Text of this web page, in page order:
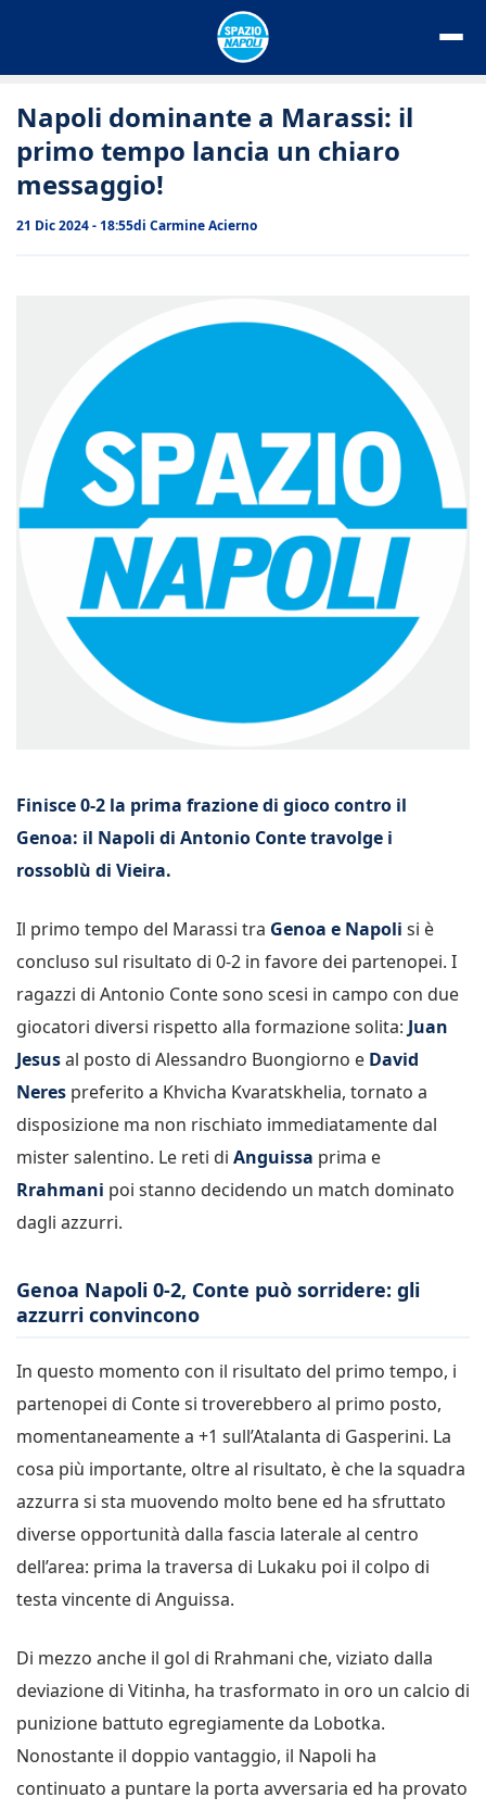
Napoli dominante a Marassi: il
primo tempo lancia un chiaro
messaggio!
21 Dic 2024 - 18:55di Carmine Acierno
Finisce 0-2 la prima frazione di gioco contro il
Genoa: il Napoli di Antonio Conte travolge i
rossoblù di Vieira.
Il primo tempo del Marassi tra Genoa e Napoli si è
concluso sul risultato di 0-2 in favore dei partenopei. I
ragazzi di Antonio Conte sono scesi in campo con due
giocatori diversi rispetto alla formazione solita: Juan
Jesusal posto di Alessandro Buongiorno e David
Neres preferito a Khvicha Kvaratskhelia, tornato a
disposizione ma non rischiato immediatamente dal
mister salentino. Le reti di Anguissa prima e
Rrahmani poi stanno decidendo un match dominato
dagli azzurri.
Genoa Napoli 0-2, Conte può sorridere: gli
azzurri convincono
In questo momento con il risultato del primo tempo, i
partenopei di Conte si troverebbero al primo posto,
momentaneamente a +1 sull’Atalanta di Gasperini. La
cosa più importante, oltre al risultato, è che la squadra
azzurra si sta muovendo molto bene ed ha sfruttato
diverse opportunità dalla fascia laterale al centro
dell’area: prima la traversa di Lukaku poi il colpo di
testa vincente di Anguissa.
Di mezzo anche il gol di Rrahmani che, viziato dalla
deviazione di Vitinha, ha trasformato in oro un calcio di
punizione battuto egregiamente da Lobotka.
Nonostante il doppio vantaggio, il Napoli ha
continuato a puntare la porta avversaria ed ha provato